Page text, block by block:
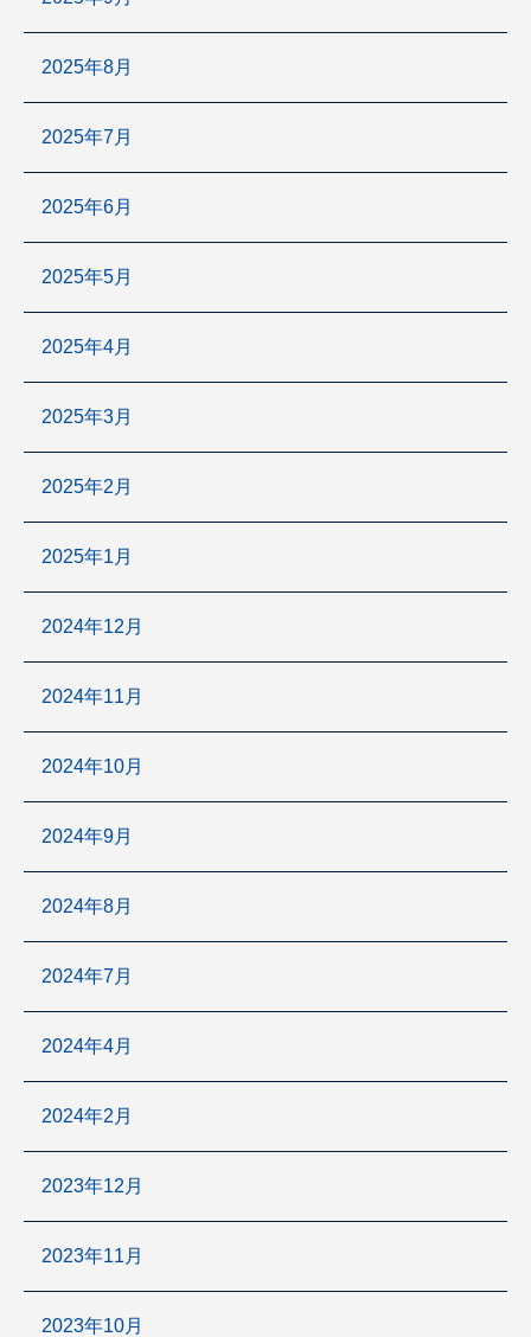
2025年8月
2025年7月
2025年6月
2025年5月
2025年4月
2025年3月
2025年2月
2025年1月
2024年12月
2024年11月
2024年10月
2024年9月
2024年8月
2024年7月
2024年4月
2024年2月
2023年12月
2023年11月
2023年10月